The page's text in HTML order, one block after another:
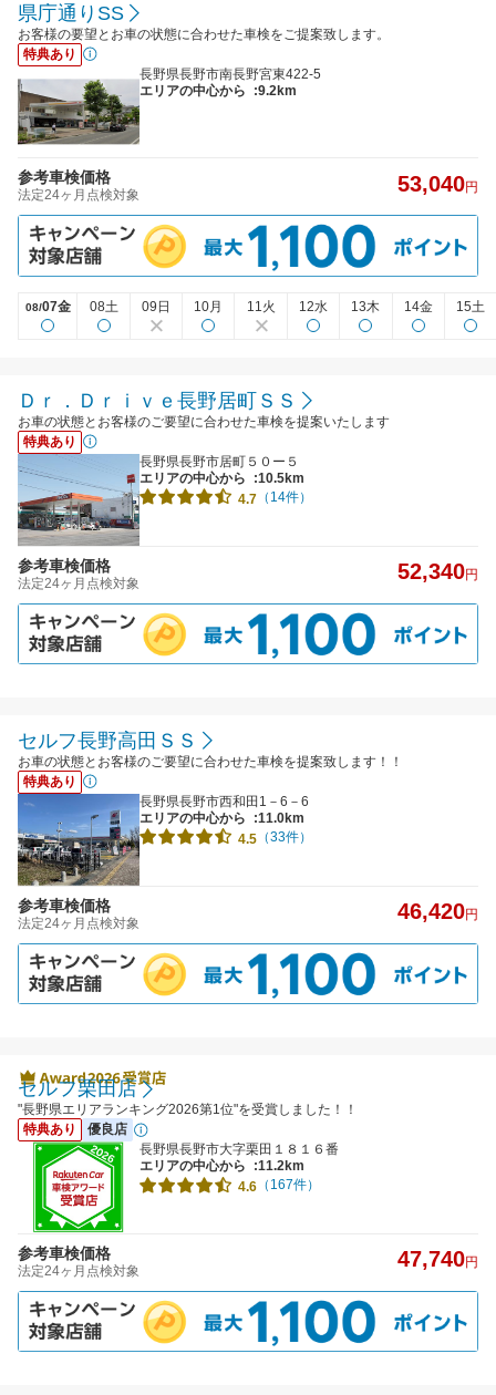
県庁通りSS
お客様の要望とお車の状態に合わせた車検をご提案致します。
特典あり
長野県長野市南長野宮東422-5
エリアの中心から
:9.2km
参考車検価格
法定24ヶ月点検対象 53,040円
08/07金 08土 09日 10月 11火 12水 13木 14金 15土
Ｄｒ．Ｄｒｉｖｅ長野居町ＳＳ
お車の状態とお客様のご要望に合わせた車検を提案いたします
特典あり
長野県長野市居町５０ー５
エリアの中心から
:10.5km
4.7 （14件）
参考車検価格
法定24ヶ月点検対象 52,340円
セルフ長野高田ＳＳ
お車の状態とお客様のご要望に合わせた車検を提案致します！！
特典あり
長野県長野市西和田1－6－6
エリアの中心から
:11.0km
4.5 （33件）
参考車検価格
法定24ヶ月点検対象 46,420円
セルフ栗田店
"長野県エリアランキング2026第1位"を受賞しました！！
特典あり
優良店
長野県長野市大字栗田１８１６番
エリアの中心から
:11.2km
4.6 （167件）
参考車検価格
法定24ヶ月点検対象 47,740円